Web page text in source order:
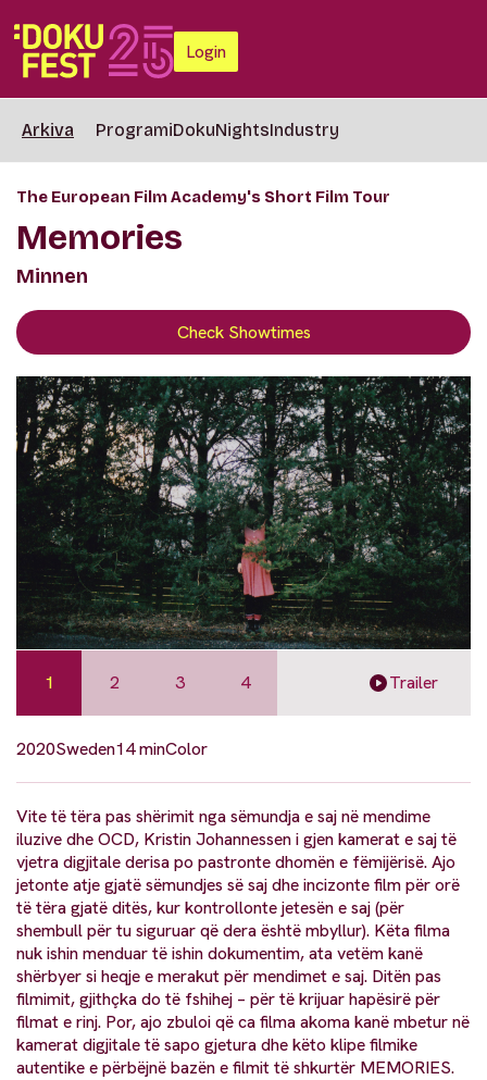
Login
Arkiva ProgramiDokuNightsIndustry
The European Film Academy's Short Film Tour
Memories
Minnen
Check Showtimes
1 2 3 4 Trailer
2020Sweden14 minColor
Vite të tëra pas shërimit nga sëmundja e saj në mendime
iluzive dhe OCD, Kristin Johannessen i gjen kamerat e saj të
vjetra digjitale derisa po pastronte dhomën e fëmijërisë. Ajo
jetonte atje gjatë sëmundjes së saj dhe incizonte film për orë
të tëra gjatë ditës, kur kontrollonte jetesën e saj (për
shembull për tu siguruar që dera është mbyllur). Këta filma
nuk ishin menduar të ishin dokumentim, ata vetëm kanë
shërbyer si heqje e merakut për mendimet e saj. Ditën pas
filmimit, gjithçka do të fshihej – për të krijuar hapësirë për
filmat e rinj. Por, ajo zbuloi që ca filma akoma kanë mbetur në
kamerat digjitale të sapo gjetura dhe këto klipe filmike
autentike e përbëjnë bazën e filmit të shkurtër MEMORIES.